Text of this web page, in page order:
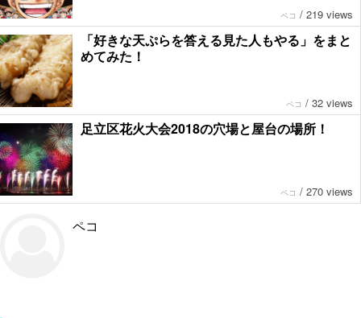
ペコ / 219 views
「好きな天ぷらを答える見た人もやる」をまと
めてみた！
ペコ / 32 views
足立区花火大会2018の穴場と屋台の場所！
ペコ / 270 views
ペコ